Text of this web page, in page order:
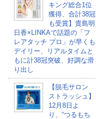
キング総合1位
獲得、合計38冠
も受賞】貴島明
日香×LINKAで話題の「フ
レアタッチ プロ」が早くも
デイリー、リアルタイムと
もに計38冠突破、好調な滑
り出し
【脱毛サロン
ストラッシュ】
12月8日よ
り、“つるもち